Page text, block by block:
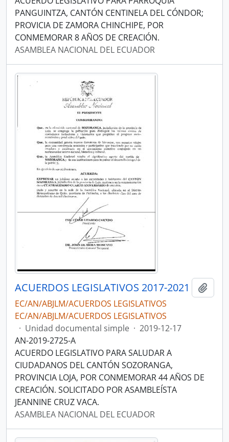
PANGUINTZA, CANTÓN CENTINELA DEL CÓNDOR;
PROVICIA DE ZAMORA CHINCHIPE, POR
CONMEMORAR 8 AÑOS DE CREACIÓN.
ASAMBLEA NACIONAL DEL ECUADOR
ACUERDOS LEGISLATIVOS 2017-2021
EC/AN/ABJLM/ACUERDOS LEGISLATIVOS
EC/AN/ABJLM/ACUERDOS LEGISLATIVOS
· Unidad documental simple · 2019-12-17
AN-2019-2725-A
ACUERDO LEGISLATIVO PARA SALUDAR A
CIUDADANOS DEL CANTÓN SOZORANGA,
PROVINCIA LOJA, POR CONMEMORAR 44 AÑOS DE
CREACIÓN. SOLICITADO POR ASAMBLEÍSTA
JEANNINE CRUZ VACA.
ASAMBLEA NACIONAL DEL ECUADOR